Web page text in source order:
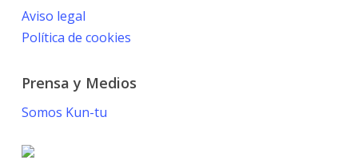
Aviso legal
Política de cookies
Prensa y Medios
Somos Kun-tu